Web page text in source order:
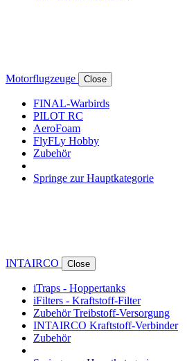
Motorflugzeuge Close
FINAL-Warbirds
PILOT RC
AeroFoam
FlyFLy Hobby
Zubehör
Springe zur Hauptkategorie
INTAIRCO Close
iTraps - Hoppertanks
iFilters - Kraftstoff-Filter
Zubehör Treibstoff-Versorgung
INTAIRCO Kraftstoff-Verbinder
Zubehör